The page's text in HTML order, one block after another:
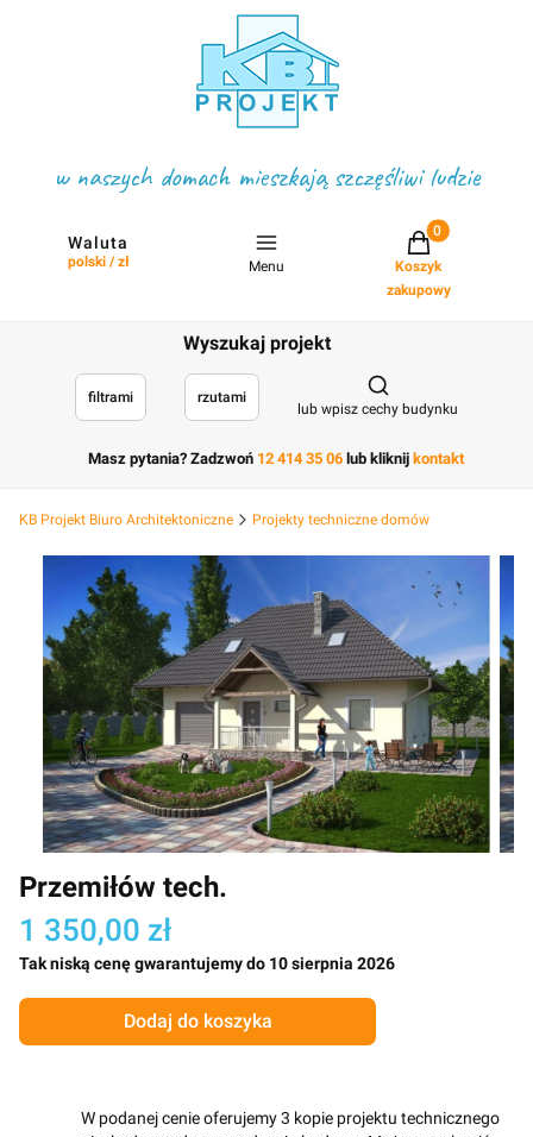
w naszych domach mieszkają szczęśliwi ludzie
Waluta
polski / zł Menu
Projekty w
Koszyk
zakupowy
Wyszukaj projekt
filtrami rzutami
Otwórz
lub wpisz cechy budynku
Masz pytania? Zadzwoń 12 414 35 06 lub kliknij kontakt
KB Projekt Biuro Architektoniczne Projekty techniczne domów
Przemiłów tech.
1 350,00 zł
Tak niską cenę gwarantujemy do 10 sierpnia 2026
Dodaj do koszyka
W podanej cenie oferujemy 3 kopie projektu technicznego